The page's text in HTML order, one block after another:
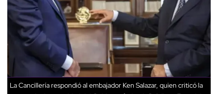
La Cancillería respondió al embajador Ken Salazar, quien criticó la